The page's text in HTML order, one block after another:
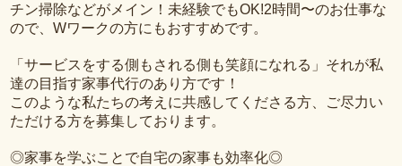
チン掃除などがメイン！未経験でもOK!2時間〜のお仕事な
ので、Wワークの方にもおすすめです。
「サービスをする側もされる側も笑顔になれる」それが私
達の目指す家事代行のあり方です！
このような私たちの考えに共感してくださる方、ご尽力い
ただける方を募集しております。
◎家事を学ぶことで自宅の家事も効率化◎